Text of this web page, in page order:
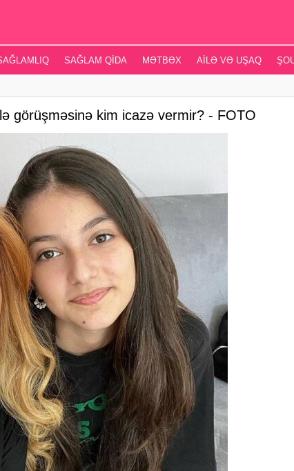
SAĞLAM QIDA MƏTBƏX AILƏ VƏ UŞAQ
görüşməsinə kim icazə vermir? - FOTO